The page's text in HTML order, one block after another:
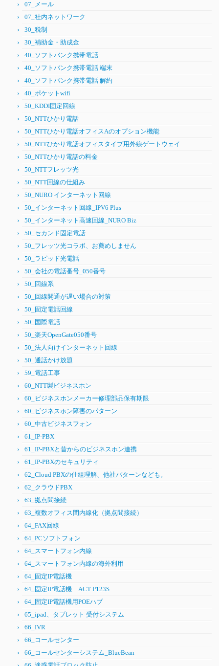
07_メール
07_社内ネットワーク
30_税制
30_補助金・助成金
40_ソフトバンク携帯電話
40_ソフトバンク携帯電話 端末
40_ソフトバンク携帯電話 解約
40_ポケットwifi
50_KDDI固定回線
50_NTTひかり電話
50_NTTひかり電話オフィスAのオプション機能
50_NTTひかり電話オフィスタイプ用外線ゲートウェイ
50_NTTひかり電話の料金
50_NTTフレッツ光
50_NTT回線の仕組み
50_NURO インターネット回線
50_インターネット回線_IPV6 Plus
50_インターネット高速回線_NURO Biz
50_セカンド固定電話
50_フレッツ光コラボ、お薦めしません
50_ラピッド光電話
50_会社の電話番号_050番号
50_回線系
50_回線開通が遅い場合の対策
50_固定電話回線
50_国際電話
50_楽天OpenGate050番号
50_法人向けインターネット回線
50_通話かけ放題
59_電話工事
60_NTT製ビジネスホン
60_ビジネスホンメーカー修理部品保有期限
60_ビジネスホン障害のパターン
60_中古ビジネスフォン
61_IP-PBX
61_IP-PBXと昔からのビジネスホン連携
61_IP-PBXのセキュリティ
62_Cloud PBXの仕組理解、他社パターンなども。
62_クラウドPBX
63_拠点間接続
63_複数オフィス間内線化（拠点間接続）
64_FAX回線
64_PCソフトフォン
64_スマートフォン内線
64_スマートフォン内線の海外利用
64_固定IP電話機
64_固定IP電話機 ACT P123S
64_固定IP電話機用POEハブ
65_ipad、タブレット 受付システム
66_IVR
66_コールセンター
66_コールセンターシステム_BlueBean